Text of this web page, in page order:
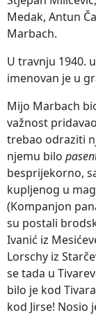
Medak, Antun
Marbach.
U travnju 1940.
imenovan je u
Mijo Marbach
važnost
trebao odraziti
njemu bilo
besprijekorno,
kupljenog u
(Kompanjon
su postali
Ivanić iz
Lorschy iz
se tada u
bilo je kod
kod Jirse! Nosio